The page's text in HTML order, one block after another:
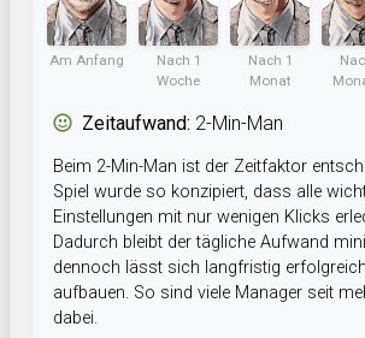
Am Anfang
Nach 1
Woche
Nach 1
Monat
Zeitaufwand: 2-Min-Man
Beim 2-Min-Man ist der Zeitfaktor
Spiel wurde so konzipiert, dass alle
Einstellungen mit nur wenigen Klicks
Dadurch bleibt der tägliche Aufwand
dennoch lässt sich langfristig
aufbauen. So sind viele Manager seit
dabei.